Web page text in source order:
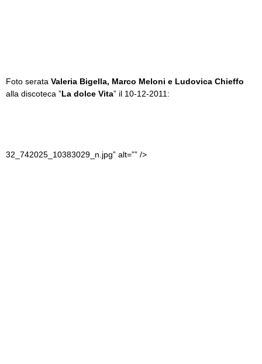
Foto serata Valeria Bigella, Marco Meloni e Ludovica Chieffo
alla discoteca ”La dolce Vita” il 10-12-2011:
32_742025_10383029_n.jpg” alt=”” />